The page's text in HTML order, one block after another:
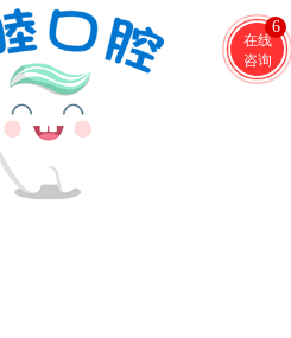
在线
咨询
6